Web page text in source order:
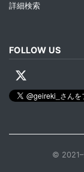
詳細検索
FOLLOW US
©